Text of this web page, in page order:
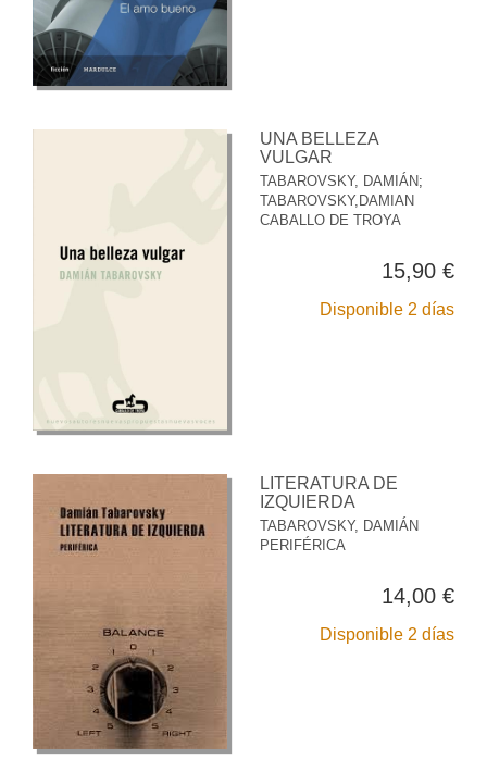
UNA BELLEZA
VULGAR
TABAROVSKY, DAMIÁN;
TABAROVSKY,DAMIAN
CABALLO DE TROYA
15,90 €
Disponible 2 días
LITERATURA DE
IZQUIERDA
TABAROVSKY, DAMIÁN
PERIFÉRICA
14,00 €
Disponible 2 días